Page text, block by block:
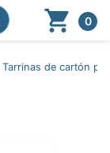
 0
Tarrinas de cartón